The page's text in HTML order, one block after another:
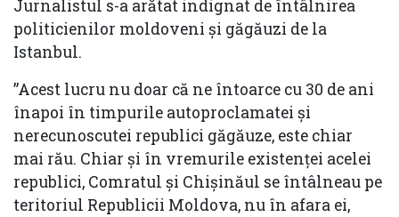
Jurnalistul s-a arătat indignat de întâlnirea
politicienilor moldoveni și găgăuzi de la
Istanbul.
”Acest lucru nu doar că ne întoarce cu 30 de ani
înapoi în timpurile autoproclamatei și
nerecunoscutei republici găgăuze, este chiar
mai rău. Chiar și în vremurile existenței acelei
republici, Comratul și Chișinăul se întâlneau pe
teritoriul Republicii Moldova, nu în afara ei,